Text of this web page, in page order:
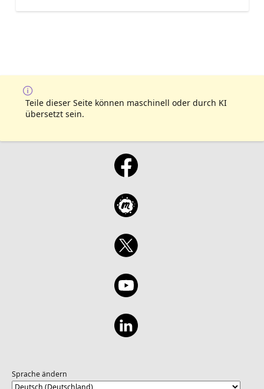
Teile dieser Seite können maschinell oder durch KI
übersetzt sein.
Sprache ändern